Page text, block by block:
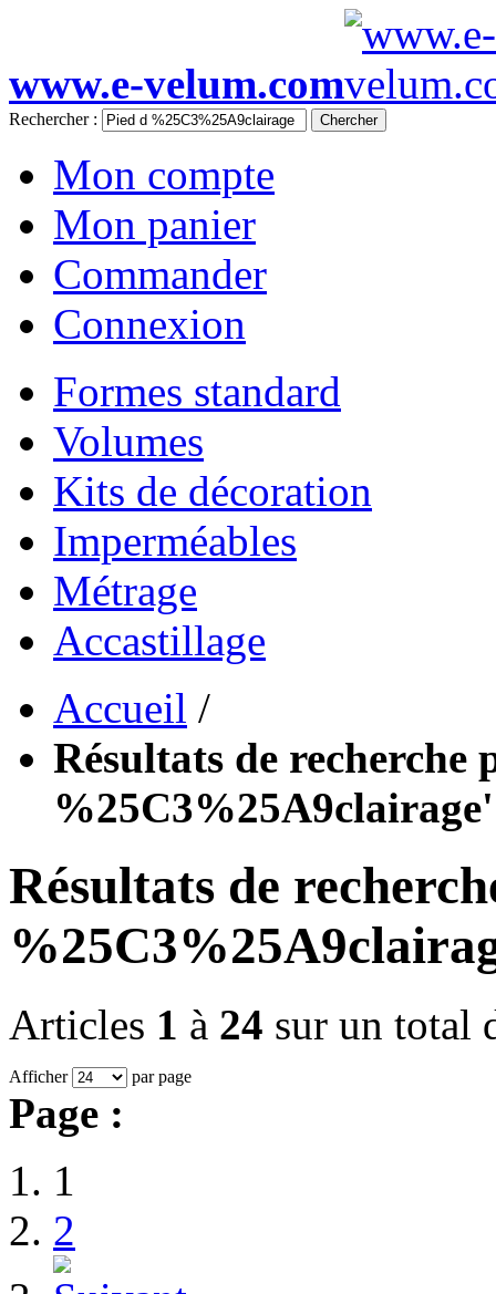
www.e-velum.com
Rechercher : Chercher
Mon compte
Mon panier
Commander
Connexion
Formes standard
Volumes
Kits de décoration
Imperméables
Métrage
Accastillage
Accueil /
Résultats de recherche
%25C3%25A9clairage'
Résultats de
Articles 1 à 24 sur un total
Afficher par page
Page :
1
2